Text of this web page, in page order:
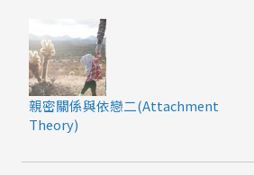
親密關係與依戀二(Attachment
Theory)